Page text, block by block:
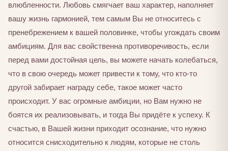
влюбленности. Любовь смягчает ваш характер, наполняет
вашу жизнь гармонией, тем самым Вы не относитесь с
пренебрежением к вашей половинке, чтобы угождать своим
амбициям. Для вас свойственна противоречивость, если
перед вами достойная цель, вы можете начать колебаться,
что в свою очередь может привести к тому, что кто-то
другой забирает награду себе, такое может часто
происходит. У вас огромные амбиции, но Вам нужно не
боятся их реализовывать, и тогда Вы придёте к успеху. К
счастью, в Вашей жизни приходит осознание, что нужно
относится снисходительно к людям, которые не столь